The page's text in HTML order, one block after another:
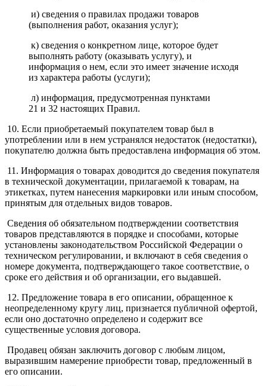
и) сведения о правилах продажи товаров
(выполнения работ, оказания услуг);
к) сведения о конкретном лице, которое будет
выполнять работу (оказывать услугу), и
информация о нем, если это имеет значение исходя
из характера работы (услуги);
л) информация, предусмотренная пунктами
21 и 32 настоящих Правил.
10. Если приобретаемый покупателем товар был в
употреблении или в нем устранялся недостаток (недостатки),
покупателю должна быть предоставлена информация об этом.
11. Информация о товарах доводится до сведения покупателя
в технической документации, прилагаемой к товарам, на
этикетках, путем нанесения маркировки или иным способом,
принятым для отдельных видов товаров.
Сведения об обязательном подтверждении соответствия
товаров представляются в порядке и способами, которые
установлены законодательством Российской Федерации о
техническом регулировании, и включают в себя сведения о
номере документа, подтверждающего такое соответствие, о
сроке его действия и об организации, его выдавшей.
12. Предложение товара в его описании, обращенное к
неопределенному кругу лиц, признается публичной офертой,
если оно достаточно определено и содержит все
существенные условия договора.
Продавец обязан заключить договор с любым лицом,
выразившим намерение приобрести товар, предложенный в
его описании.